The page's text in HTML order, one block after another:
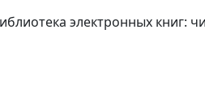
электронных книг: